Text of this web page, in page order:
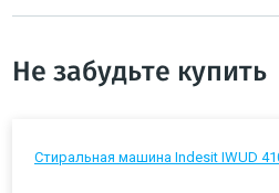
Не забудьте купить
Стиральная машина Indesit IWUD